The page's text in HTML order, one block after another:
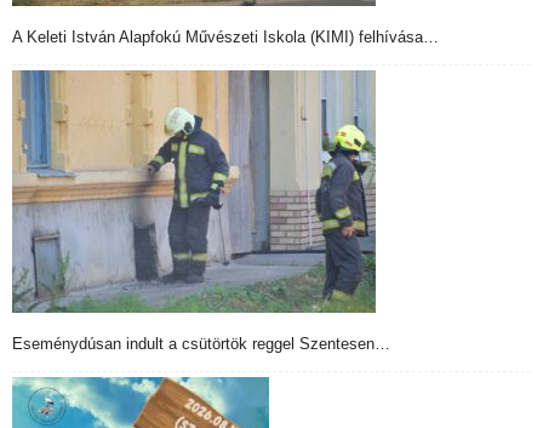
A Keleti István Alapfokú Művészeti Iskola (KIMI) felhívása…
Eseménydúsan indult a csütörtök reggel Szentesen…